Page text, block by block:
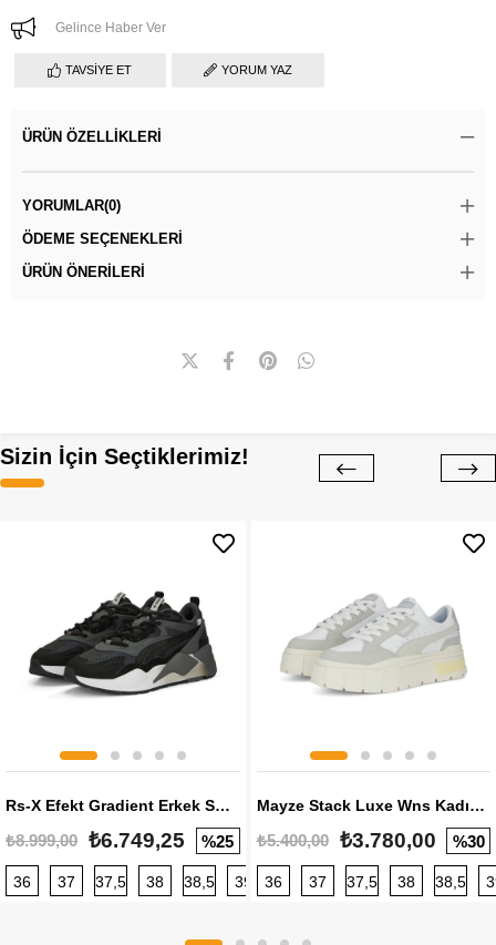
Gelince Haber Ver
TAVSIYE ET YORUM YAZ
ÜRÜN ÖZELLIKLERI
YORUMLAR(0)
ÖDEME SEÇENEKLERI
ÜRÜN ÖNERILERI
Sizin İçin Seçtiklerimiz!
Rs-X Efekt Gradient Erkek Sneaker
₺8.999,00 ₺6.749,25 %25
36 37 37,5 38 38,5 39 40 40,5 41 42 42,5
Mayze Stack Luxe Wns Kadın Sneaker
₺5.400,00 ₺3.780,00 %30
36 37 37,5 38 38,5